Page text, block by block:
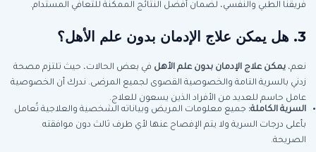
فريقنا الطبي والنفسي، لضمان أفضل النتائج الممكنة للتعافي المستدام.
3. هل يمكن علاج الإدمان بدون علم الأهل؟
نعم، يمكن علاج الإدمان بدون علم الأهل في بعض الحالات، حيث تلتزم مصحة
زدني بالسرية التامة والخصوصية القصوى لجميع المرضى. ندرك أن الخصوصية
عامل حاسم للعديد من الأفراد الذين يسعون للعلاج.
السرية الكاملة: جميع معلومات المريض وبياناته الشخصية والعلاجية تُعامل
بأعلى درجات السرية ولا يتم الإفصاح عنها لأي طرف ثالث دون موافقته
الصريحة.